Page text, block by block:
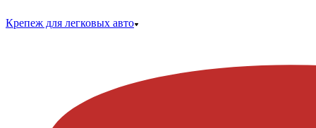
Крепеж для легковых авто